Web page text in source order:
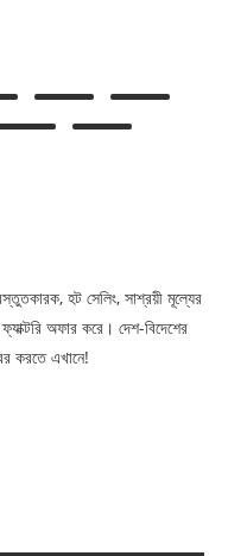
হট সেলিং, সাশ্রয়ী মূল্যের
ফ্যাক্টরি অফার করে। দেশ-বিদেশের
করতে এখানে!